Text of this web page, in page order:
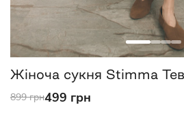
Жіноча сукня Stimma
899 грн499 грн